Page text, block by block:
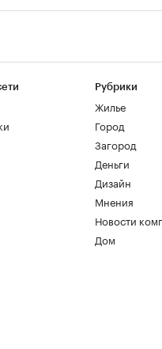
Рубрики
Жилье
Город
Загород
Деньги
Дизайн
Мнения
Новости
Дом